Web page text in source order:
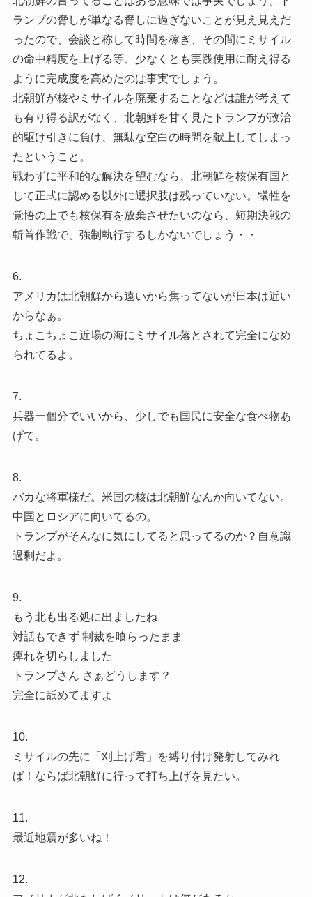
ランプの脅しが単なる脅しに過ぎないことが見え見えだ
ったので、会談と称して時間を稼ぎ、その間にミサイル
の命中精度を上げる等、少なくとも実践使用に耐え得る
ように完成度を高めたのは事実でしょう。
北朝鮮が核やミサイルを廃棄することなどは誰が考えて
も有り得る訳がなく、北朝鮮を甘く見たトランプが政治
的駆け引きに負け、無駄な空白の時間を献上してしまっ
たということ。
戦わずに平和的な解決を望むなら、北朝鮮を核保有国と
して正式に認める以外に選択肢は残っていない。犠牲を
覚悟の上でも核保有を放棄させたいのなら、短期決戦の
斬首作戦で、強制執行するしかないでしょう・・
6.
アメリカは北朝鮮から遠いから焦ってないが日本は近い
からなぁ。
ちょこちょこ近場の海にミサイル落とされて完全になめ
られてるよ。
7.
兵器一個分でいいから、少しでも国民に安全な食べ物あ
げて。
8.
バカな将軍様だ。米国の核は北朝鮮なんか向いてない。
中国とロシアに向いてるの。
トランプがそんなに気にしてると思ってるのか？自意識
過剰だよ。
9.
もう北も出る処に出ましたね
対話もできず 制裁を喰らったまま
痺れを切らしました
トランプさん さぁどうします？
完全に舐めてますよ
10.
ミサイルの先に「刈上げ君」を縛り付け発射してみれ
ば！ならば北朝鮮に行って打ち上げを見たい。
11.
最近地震が多いね！
12.